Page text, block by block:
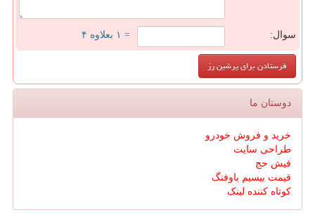
سوال: = ۱ بعلاوه ۴
دوستان ما
خرید و فروش خودرو
طراحی سایت
فیش حج
قیمت بیسیم باوفنگ
کوتاه کننده لینک